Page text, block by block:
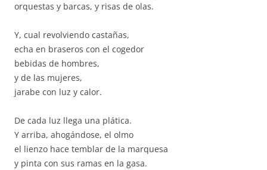
orquestas y barcas, y risas de olas.
Y, cual revolviendo castañas,
echa en braseros con el cogedor
bebidas de hombres,
y de las mujeres,
jarabe con luz y calor.
De cada luz llega una plática.
Y arriba, ahogándose, el olmo
el lienzo hace temblar de la marquesa
y pinta con sus ramas en la gasa.